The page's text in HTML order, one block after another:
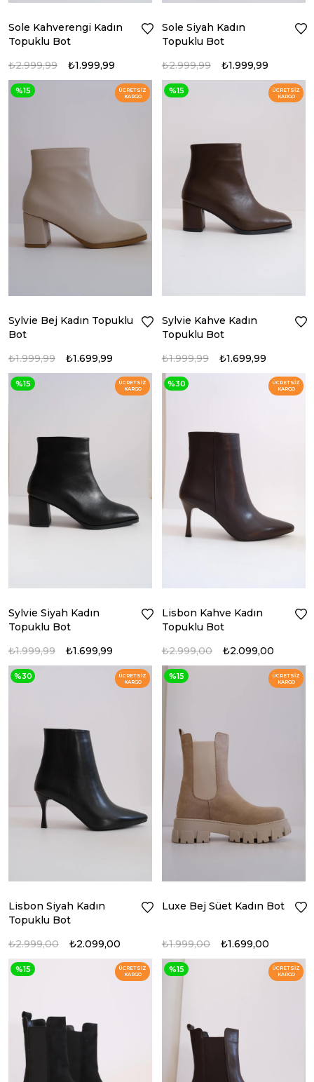
Sole Kahverengi Kadın
Topuklu Bot
₺1.999,99
₺2.999,99
Sole Siyah Kadın
Topuklu Bot
₺1.999,99
₺2.999,99
Sylvie Bej Kadın Topuklu
Bot
₺1.699,99
₺1.999,99
%15
ÜCRETSIZ
KARGO
Sylvie Kahve Kadın
Topuklu Bot
₺1.699,99
₺1.999,99
%15
ÜCRETSIZ
KARGO
Sylvie Siyah Kadın
Topuklu Bot
₺1.699,99
₺1.999,99
%15
ÜCRETSIZ
KARGO
Lisbon Kahve Kadın
Topuklu Bot
₺2.099,00
₺2.999,00
%30
ÜCRETSIZ
KARGO
Lisbon Siyah Kadın
Topuklu Bot
₺2.099,00
₺2.999,00
%30
ÜCRETSIZ
KARGO
Luxe Bej Süet Kadın Bot
₺1.699,00
₺1.999,00
%15
ÜCRETSIZ
KARGO
%15
ÜCRETSIZ
KARGO
%15
ÜCRETSIZ
KARGO